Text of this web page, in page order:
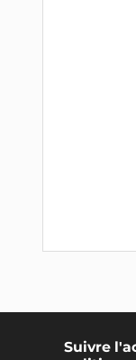
Suivre